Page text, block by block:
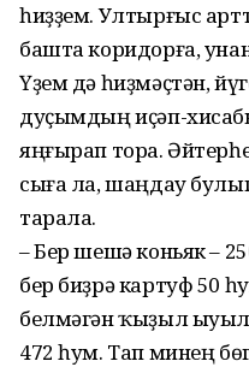
һиҙҙем. Ултырғыс
башта коридорға,
Үҙем дә һиҙмәҫтән,
дуҫымдың иҫәп-
яңғырап тора.
сыға ла, шаңдау
тарала.
– Бер шешә коньяк –
бер биҙрә картуф 50
белмәгән ҡыҙыл
472 һум. Тап минең